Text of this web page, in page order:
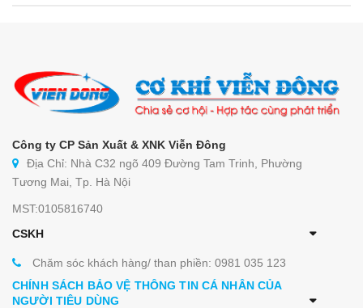
Công ty CP Sản Xuất & XNK Viễn Đông
Địa Chỉ: Nhà C32 ngõ 409 Đường Tam Trinh, Phường
Tương Mai, Tp. Hà Nội
MST:0105816740
CSKH
Chăm sóc khách hàng/ than phiền: 0981 035 123
CHÍNH SÁCH BẢO VỆ THÔNG TIN CÁ NHÂN CỦA
NGƯỜI TIÊU DÙNG